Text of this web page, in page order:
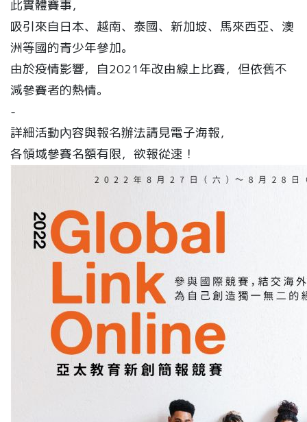
此實體賽事，
吸引來自日本、越南、泰國、新加坡、馬來西亞、澳
洲等國的青少年參加。
由於疫情影響，自2021年改由線上比賽，但依舊不
減參賽者的熱情。
-
詳細活動內容與報名辦法請見電子海報，
各領域參賽名額有限，欲報從速！